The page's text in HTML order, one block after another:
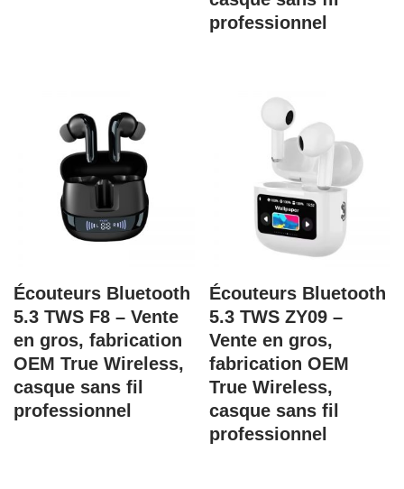
professionnel
Écouteurs Bluetooth
5.3 TWS F8 – Vente
en gros, fabrication
OEM True Wireless,
casque sans fil
professionnel
Écouteurs Bluetooth
5.3 TWS ZY09 –
Vente en gros,
fabrication OEM
True Wireless,
casque sans fil
professionnel